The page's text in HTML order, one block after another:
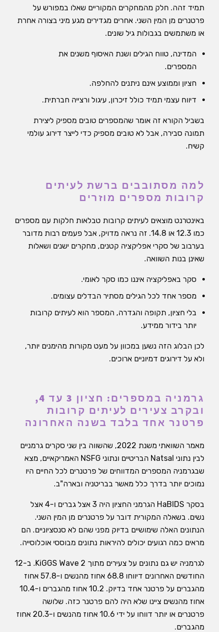
תמיד זהה. חלק מהמחקרים המקוריים שאלו במפורש על
פרטנרים מן המין השני. אחרים מגדירים מגע מיני בצורה אחרת
או משתמשים בגבולות גיל שונים.
המדינה, טווח הגילים ושנת האיסוף משנים את
המספרים.
חציון וממוצע אינם ניתנים להחלפה.
דיווח עצמי תמיד כולל זיכרון, עיגול ורצייה חברתית.
בשביל הקורא זה אומר שהמספרים טובים מספיק ליצירת
תמונה סבירה, אבל לא טובים מספיק כדי לייצר דירוג עולמי
קשיח.
למה מסתובבים ברשת לעיתים
קרובות מספרים מוזרים
באינטרנט מוצאים לעיתים קרובות טבלאות חלקות עם מספרים
כמו 12.3 או 14.8. זה נראה מדויק, אבל פעמים רבות מדובר
בערבוב של סקרי אפליקציה קטנים, מחקרים ישנים ושאלות
שאינן בנות השוואה.
סקר באפליקציה איננו כמו סקר לאומי.
מספר אחד לכל הגילים מסתיר הבדלים עצומים.
בלי חציון, תקופה והגדרה, המספר הוא לעיתים קרובות
יותר בידור ממידע.
לכן הבלוג הזה נשען במכוון על מעט מקורות מהימנים יותר,
ולא על דירוגים דמיוניים ארוכים.
גרמניה במספרים: חציון 3 עד 4,
ובקרב צעירים לעיתים קרובות
פרטנר אחד בלבד בשנה האחרונה
מאמר השוואתי משנת 2022, שהשווה בין שני סקרים גרמניים
לבין נתוני Natsal הבריטיים ונתוני NSFG האמריקאיים, מצא
שבגרמניה המספרים המדווחים של פרטנרים לכל החיים היו
נמוכים יותר בדרך כלל מאשר בבריטניה ובארה"ב.
בסקר HaBIDS הגרמני החציון היה 3 אצל גברים ו-4 אצל
נשים. בשאלה המקורית דובר על פרטנרים מן המין השני.
הנתונים האלה שימושיים בדיוק מפני שהם לא סנסציוניים. הם
מראים כמה רגועים יכולים להיראות נתונים מבוססי אוכלוסייה.
לגרמניה יש גם נתונים על צעירים מתוך KiGGS Wave 2. ב-12
החודשים האחרונים דיווחו 68.8 אחוז מהנשים ו-57.8 אחוז
מהגברים על פרטנר אחד בדיוק. 10.2 אחוז מהגברים ו-10.4
אחוז מהנשים ציינו שלא היה להם פרטנר כזה. שלושה
פרטנרים או יותר דווחו על ידי 10.6 אחוז מהנשים ו-20.3 אחוז
מהגברים.